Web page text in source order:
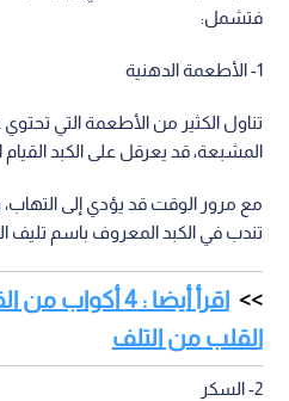
فتشمل:
1- الأطعمة الدهنية
تناول الكثير من الأطعمة التي
المشبعة، قد يعرقل على الكبد القيام
مع مرور الوقت قد يؤدي إلى
تندب في الكبد المعروف باسم تليف
اقرأ أيضا : 4
القلب من التلف
2- السكر